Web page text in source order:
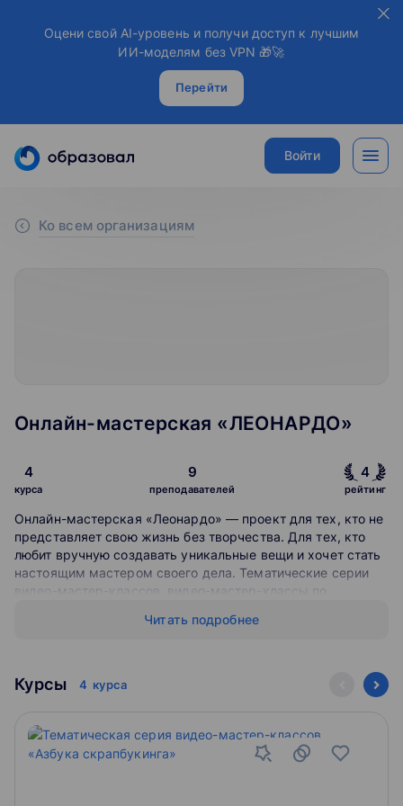
Оцени свой AI-уровень и получи доступ к лучшим
ИИ-моделям без VPN 🎁🚀
Перейти
Войти
Ко всем организациям
Онлайн-мастерская «ЛЕОНАРДО»
4
курса
9
преподавателей
4
рейтинг
Онлайн-мастерская «Леонардо» — проект для тех, кто не
представляет свою жизнь без творчества. Для тех, кто
любит вручную создавать уникальные вещи и хочет стать
настоящим мастером своего дела. Тематические серии
видео-мастер-классов, видео-мастер-классы по
«Леонардо» помогут вам освоить новые техники и с
несколько занятий по одному виду творчества. На
каждом мастер-классе вы будете последовательно
знакомиться с базовыми принципами выбранной техники
Читать подробнее
Курсы 4 курса